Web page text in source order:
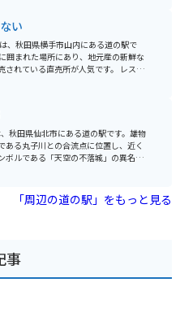
設や宿泊施設もあり、旅の拠点として
クで訪れる際は、駐車場も広く、休憩
す。 羽後町は、雄大な自然
、町の東部にある栗駒山は、四季折々
い
、秋田県横手市山内にある道の駅で
されている直売所が人気です。 レスト
食材をふんだんに使った郷土料理や、
ライブやツーリングの拠点としても便
の紅葉シーズンには、周辺の山々が美
の観光客が訪れます。 秋田県の名産品
ぽや稲庭うどんも味わえるので、ぜひ
秋田県仙北市にある道の駅です。雄物
ある丸子川との合流点に位置し、近く
ボルである「天空の不落城」の異名を
と には、レストラ
ンでは、地元産の食材を使った料理を
ます。おすすめは、美郷町特産の「美
やつにするのも良いでしょう。 道の
の観光スポットへのアクセスも良好で
は、車で約10分です。また、道の駅 み
「周辺の道の駅」をもっと見る
事